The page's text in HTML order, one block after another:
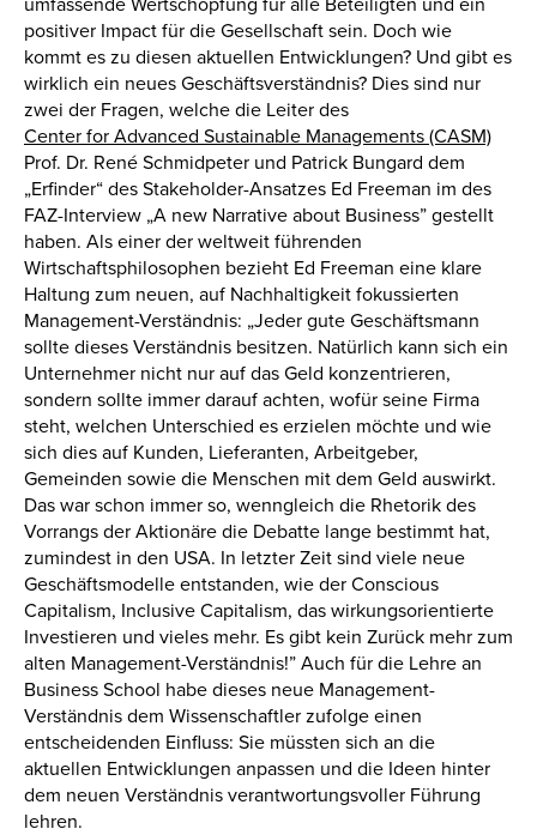
positiver Impact für die Gesellschaft sein. Doch wie
kommt es zu diesen aktuellen Entwicklungen? Und gibt es
wirklich ein neues Geschäftsverständnis? Dies sind nur
zwei der Fragen, welche die Leiter des
Center for Advanced Sustainable Managements (CASM)
Prof. Dr. René Schmidpeter und Patrick Bungard dem
„Erfinder“ des Stakeholder-Ansatzes Ed Freeman im des
FAZ-Interview „A new Narrative about Business” gestellt
haben. Als einer der weltweit führenden
Wirtschaftsphilosophen bezieht Ed Freeman eine klare
Haltung zum neuen, auf Nachhaltigkeit fokussierten
Management-Verständnis: „Jeder gute Geschäftsmann
sollte dieses Verständnis besitzen. Natürlich kann sich ein
Unternehmer nicht nur auf das Geld konzentrieren,
sondern sollte immer darauf achten, wofür seine Firma
steht, welchen Unterschied es erzielen möchte und wie
sich dies auf Kunden, Lieferanten, Arbeitgeber,
Gemeinden sowie die Menschen mit dem Geld auswirkt.
Das war schon immer so, wenngleich die Rhetorik des
Vorrangs der Aktionäre die Debatte lange bestimmt hat,
zumindest in den USA. In letzter Zeit sind viele neue
Geschäftsmodelle entstanden, wie der Conscious
Capitalism, Inclusive Capitalism, das wirkungsorientierte
Investieren und vieles mehr. Es gibt kein Zurück mehr zum
alten Management-Verständnis!” Auch für die Lehre an
Business School habe dieses neue Management-
Verständnis dem Wissenschaftler zufolge einen
entscheidenden Einfluss: Sie müssten sich an die
aktuellen Entwicklungen anpassen und die Ideen hinter
dem neuen Verständnis verantwortungsvoller Führung
lehren.